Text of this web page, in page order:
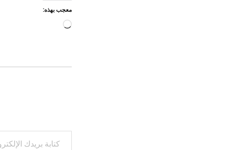
معجب بهذه:
جاري
كتابة بريدك الإلكتروني...